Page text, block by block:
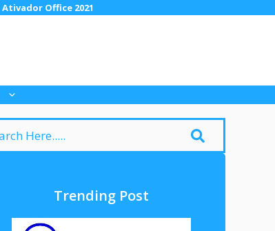
Ativador Office 2021
Trending Post